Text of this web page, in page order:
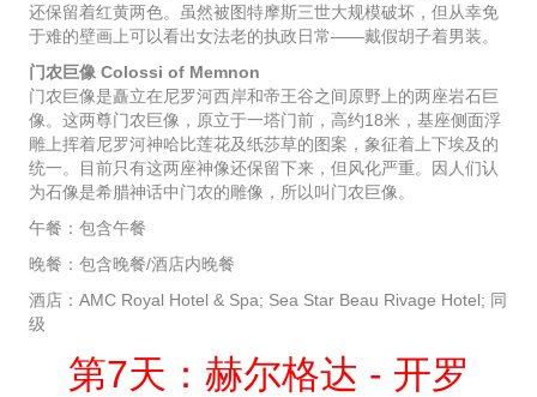
还保留着红黄两色。虽然被图特摩斯三世大规模破坏，但从幸免
于难的壁画上可以看出女法老的执政日常——戴假胡子着男装。
门农巨像 Colossi of Memnon
门农巨像是矗立在尼罗河西岸和帝王谷之间原野上的两座岩石巨
像。这两尊门农巨像，原立于一塔门前，高约18米，基座侧面浮
雕上挥着尼罗河神哈比莲花及纸莎草的图案，象征着上下埃及的
统一。目前只有这两座神像还保留下来，但风化严重。因人们认
为石像是希腊神话中门农的雕像，所以叫门农巨像。
午餐：包含午餐
晚餐：包含晚餐/酒店内晚餐
酒店：AMC Royal Hotel & Spa; Sea Star Beau Rivage Hotel; 同
级
第7天：赫尔格达 - 开罗